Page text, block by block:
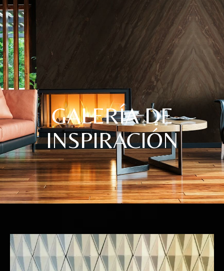
GALERÍA DE
INSPIRACIÓN